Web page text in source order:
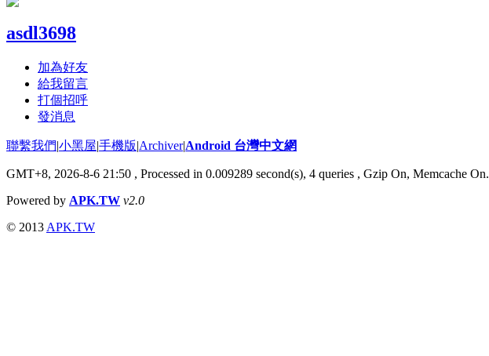
asdl3698
加為好友
給我留言
打個招呼
發消息
聯繫我們|小黑屋|手機版|Archiver|Android 台灣中文網
GMT+8, 2026-8-6 21:50 , Processed in 0.009289 second(s), 4 queries , Gzip On, Memcache On.
Powered by APK.TW v2.0
© 2013 APK.TW